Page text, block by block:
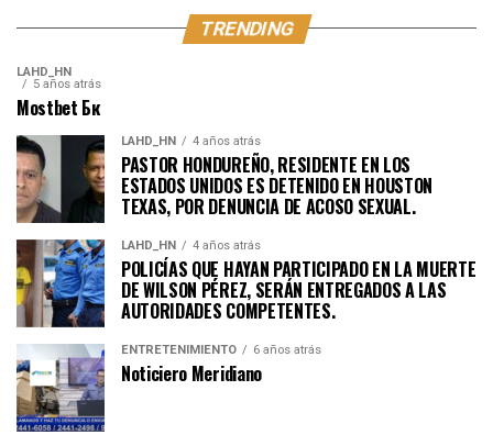
TRENDING
LAHD_HN
5 años atrás
Mostbet Бк
LAHD_HN 4 años atrás
PASTOR HONDUREÑO, RESIDENTE EN LOS
ESTADOS UNIDOS ES DETENIDO EN HOUSTON
TEXAS, POR DENUNCIA DE ACOSO SEXUAL.
LAHD_HN 4 años atrás
POLICÍAS QUE HAYAN PARTICIPADO EN LA MUERTE
DE WILSON PÉREZ, SERÁN ENTREGADOS A LAS
AUTORIDADES COMPETENTES.
ENTRETENIMIENTO 6 años atrás
Noticiero Meridiano